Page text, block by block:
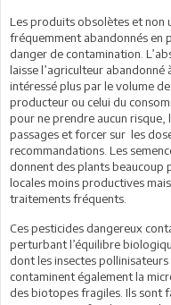
Les produits obsolètes et non
fréquemment abandonnés en
danger de contamination.
laisse l’agriculteur
intéressé plus par le volume
producteur ou celui du
pour ne prendre aucun
passages et forcer sur les
recommandations. Les
donnent des plants beaucoup
locales moins productives
traitements fréquents.
Ces pesticides dangereux
perturbant l’équilibre
dont les insectes
contaminent également la
des biotopes fragiles. Ils sont